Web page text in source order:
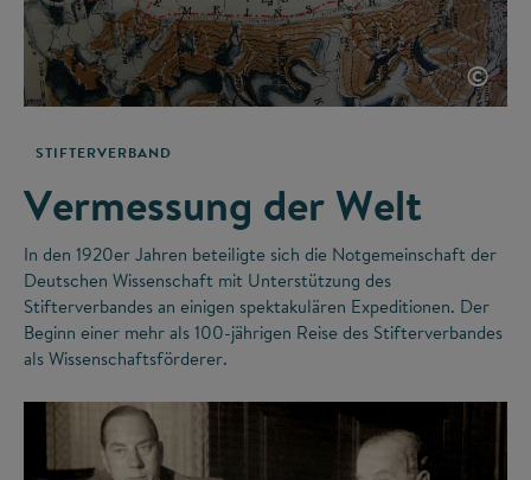
©
STIFTERVERBAND
Vermessung der Welt
In den 1920er Jahren beteiligte sich die Notgemeinschaft der
Deutschen Wissenschaft mit Unterstützung des
Stifterverbandes an einigen spektakulären Expeditionen. Der
Beginn einer mehr als 100-jährigen Reise des Stifterverbandes
als Wissenschaftsförderer.